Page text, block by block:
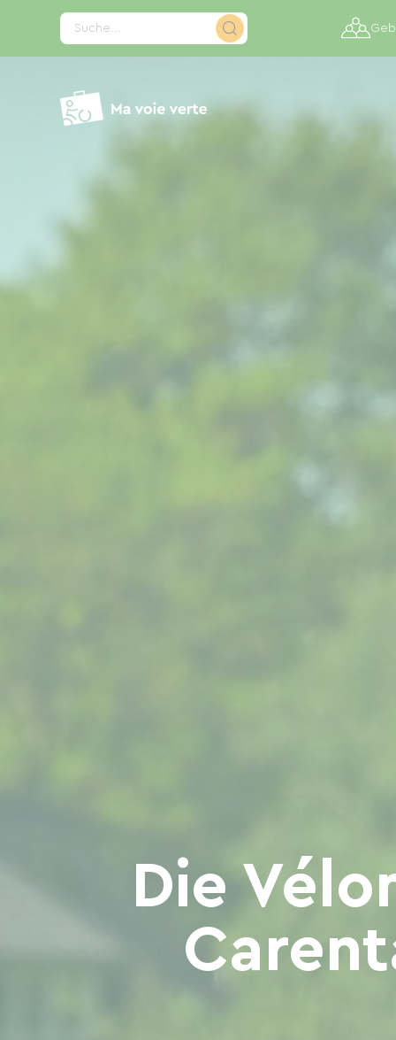
Suche...
Die
Cookie-Einstellungen